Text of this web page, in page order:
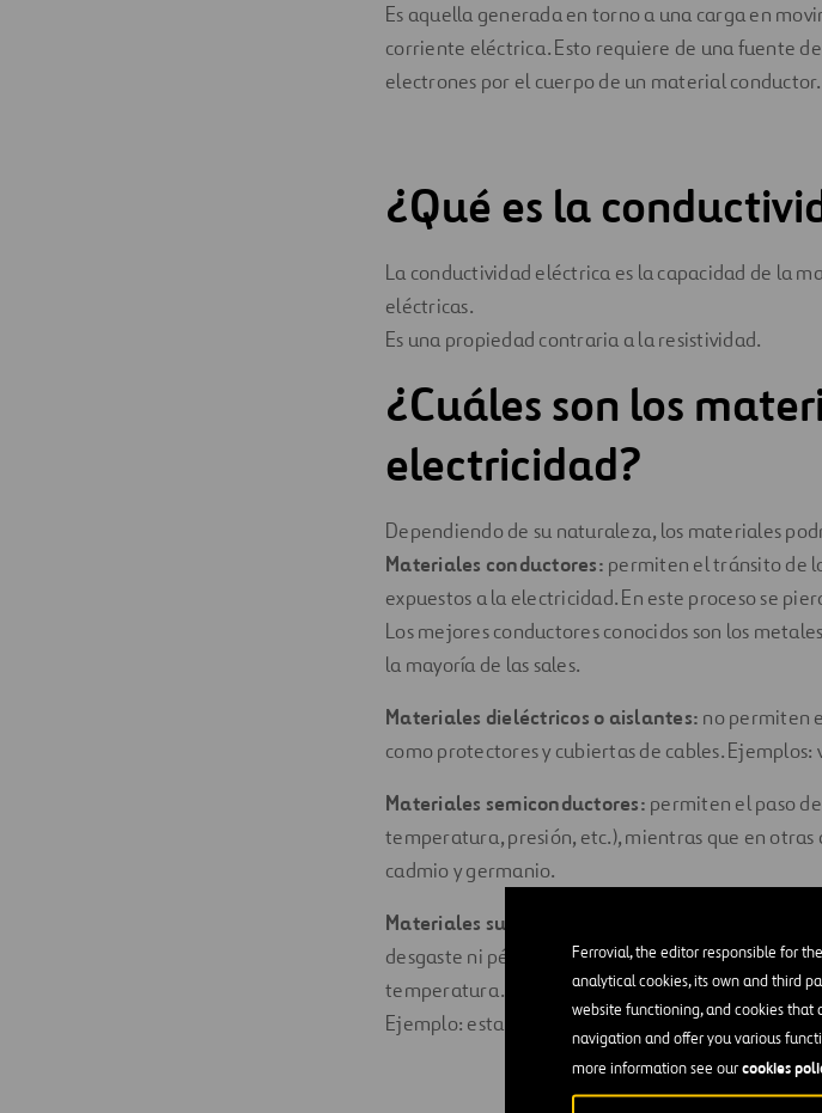
Ferrovial, the editor responsible for
analytical cookies, its own and third
website functioning, and cookies that
navigation and offer you various
more information see ourcookies
Es aquella generada en torno a una carga en
corriente eléctrica. Esto requiere de una fuente
electrones por el cuerpo de un material conductor.
¿Qué es la
La conductividad eléctrica es la capacidad de la
eléctricas.
Es una propiedad contraria a la resistividad.
¿Cuáles son los
electricidad?
Dependiendo de su naturaleza, los materiales
Materiales conductores: permiten el tránsito de
expuestos a la electricidad. En este proceso se
Los mejores conductores conocidos son los
la mayoría de las sales.
Materiales dieléctricos o aislantes: no permiten
como protectores y cubiertas de cables.
Materiales semiconductores: permiten el paso
temperatura, presión, etc.), mientras que en
cadmio y germanio.
Materiales superconductores:
permiten el paso
desgaste ni pérdida de carga, siempre y cuando
temperatura.
Ejemplo: estaño y aluminio.